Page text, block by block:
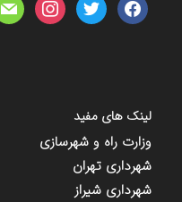
لینک های مفید
وزارت راه و شهرسازی
شهرداری تهران
شهرداری شیراز